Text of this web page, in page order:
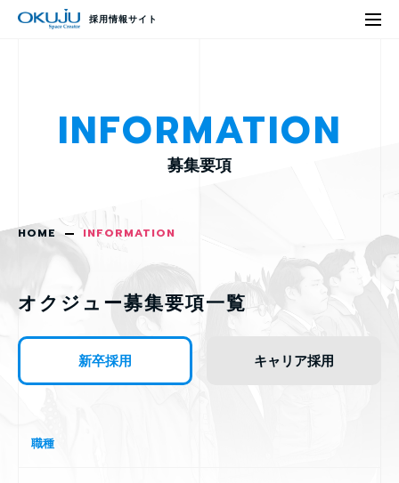
採用情報サイト
INFORMATION
募集要項
HOME INFORMATION
オクジュー募集要項一覧
新卒採用 キャリア採用
職種